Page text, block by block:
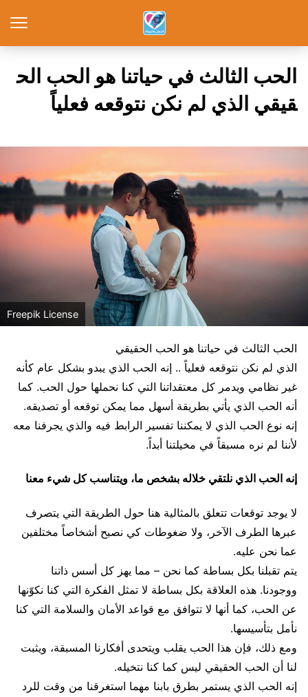
الحب الثالث في حياتنا هو الحب الح
قيقي الذي لم نكن نتوقعه فعلياً
Freepik License
الحب الثالث في حياتنا هو الحب الحقيقي
الذي لم نكن نتوقعه فعلياً .. إنه الحب الذي يبدو بشكل عام كأنه
غير نظامي ويدمر كل معتقداتنا التي كنا نحملها حول الحب. كما
أنه الحب الذي يأتي بطريقة أسهل مما يمكن توقعه أو تصديقه.
إنه نوع الحب الذي لا يمكننا تفسير الرابط فيه والذي يجرفنا معه
لأننا لم نره مسبقاً في مخيلتنا أبداً.
إنه الحب الذي نلتقي خلاله بشخص ما، ويتناسب كل شيء معنا
لا يوجد توقعات تتعلق بالمثالية هنا حول الطريقة التي يتصرف
عبرها الطرف الآخر، ولا ضغوطات كي نصبح أشخاصاً مختلفين
عما نحن عليه.
يتم تقبلنا بكل بساطة كما نحن – مما يهز كل أسس ذاتنا
ووجودنا. هذه العلاقة بكل بساطة لا تمثل الفكرة التي كنا نكوّنها
عن الحب، كما أنها لا تتوافق مع قواعد الأمان والسلامة التي كنا
نأمل بتأسيسها.
ومع ذلك، فإن هذا الحب يقلب ويتحدى أفكارنا المسبقة، ويثبت
لنا أن الحب الحقيقي ليس كما كنا نتخيله.
إنه الحب الذي يستمر بطرق بابنا مهما استغرقنا من وقت للرد